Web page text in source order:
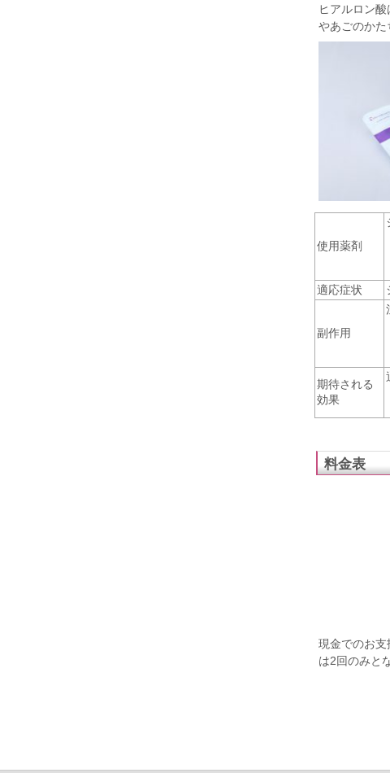
ヒアルロン
やあごのかた
使用薬剤
適応症状
副作用
期待される
効果
料金表
現金でのお
は2回のみと